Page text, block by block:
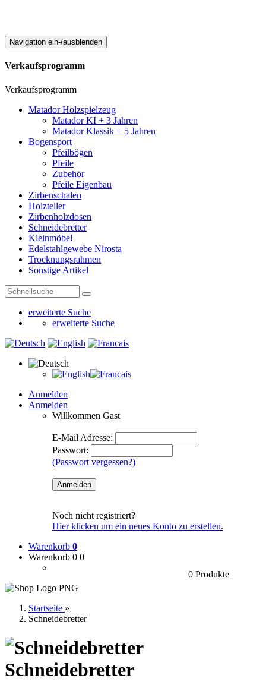
Navigation ein-/ausblenden
Verkaufsprogramm
Verkaufsprogramm
Matador Holzspielzeug
Matador KI + 3 Jahren
Matador Klassik + 5 Jahren
Bogensport
Pfeilbögen
Pfeile
Zubehör
Pfeile Eigenbau
Zirbenschalen
Holzteller
Zirbenholzdosen
Schneidebretter
Kleinmöbel
Edelstahlgewebe Nirosta
Trocknungsrahmen
Sonstige Artikel
erweiterte Suche
erweiterte Suche
Anmelden
Anmelden
Willkommen Gast
E-Mail Adresse:
Passwort:
(Passwort vergessen?)
Noch nicht registriert?
Hier klicken um ein neues Konto zu erstellen.
Warenkorb 0
Warenkorb 0 0
0 Produkte
Startseite »
Schneidebretter
Schneidebretter